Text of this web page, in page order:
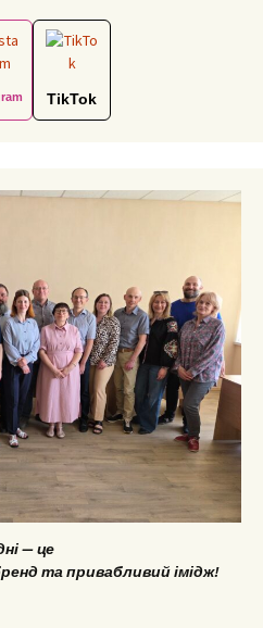
TikTok
— це
та привабливий імідж!